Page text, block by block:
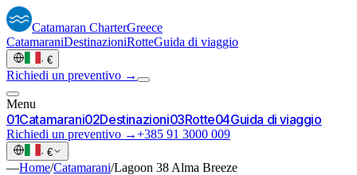
Catamaran CharterGreece
CatamaraniDestinazioniRotteGuida di viaggio
· €
Richiedi un preventivo →
Menu
01Catamarani02Destinazioni03Rotte04Guida di viaggio
Richiedi un preventivo →+385 91 3000 009
· €
—Home/Catamarani/Lagoon 38 Alma Breeze